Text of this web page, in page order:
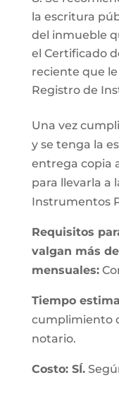
la escritura
del inmueble
el Certificado
reciente que
Registro de
Una vez
y se tenga la
entrega copia
para llevarla a
Instrumentos
Requisitos
valgan más
mensuales:
Tiempo
cumplimiento
notario.
Costo: SÍ.